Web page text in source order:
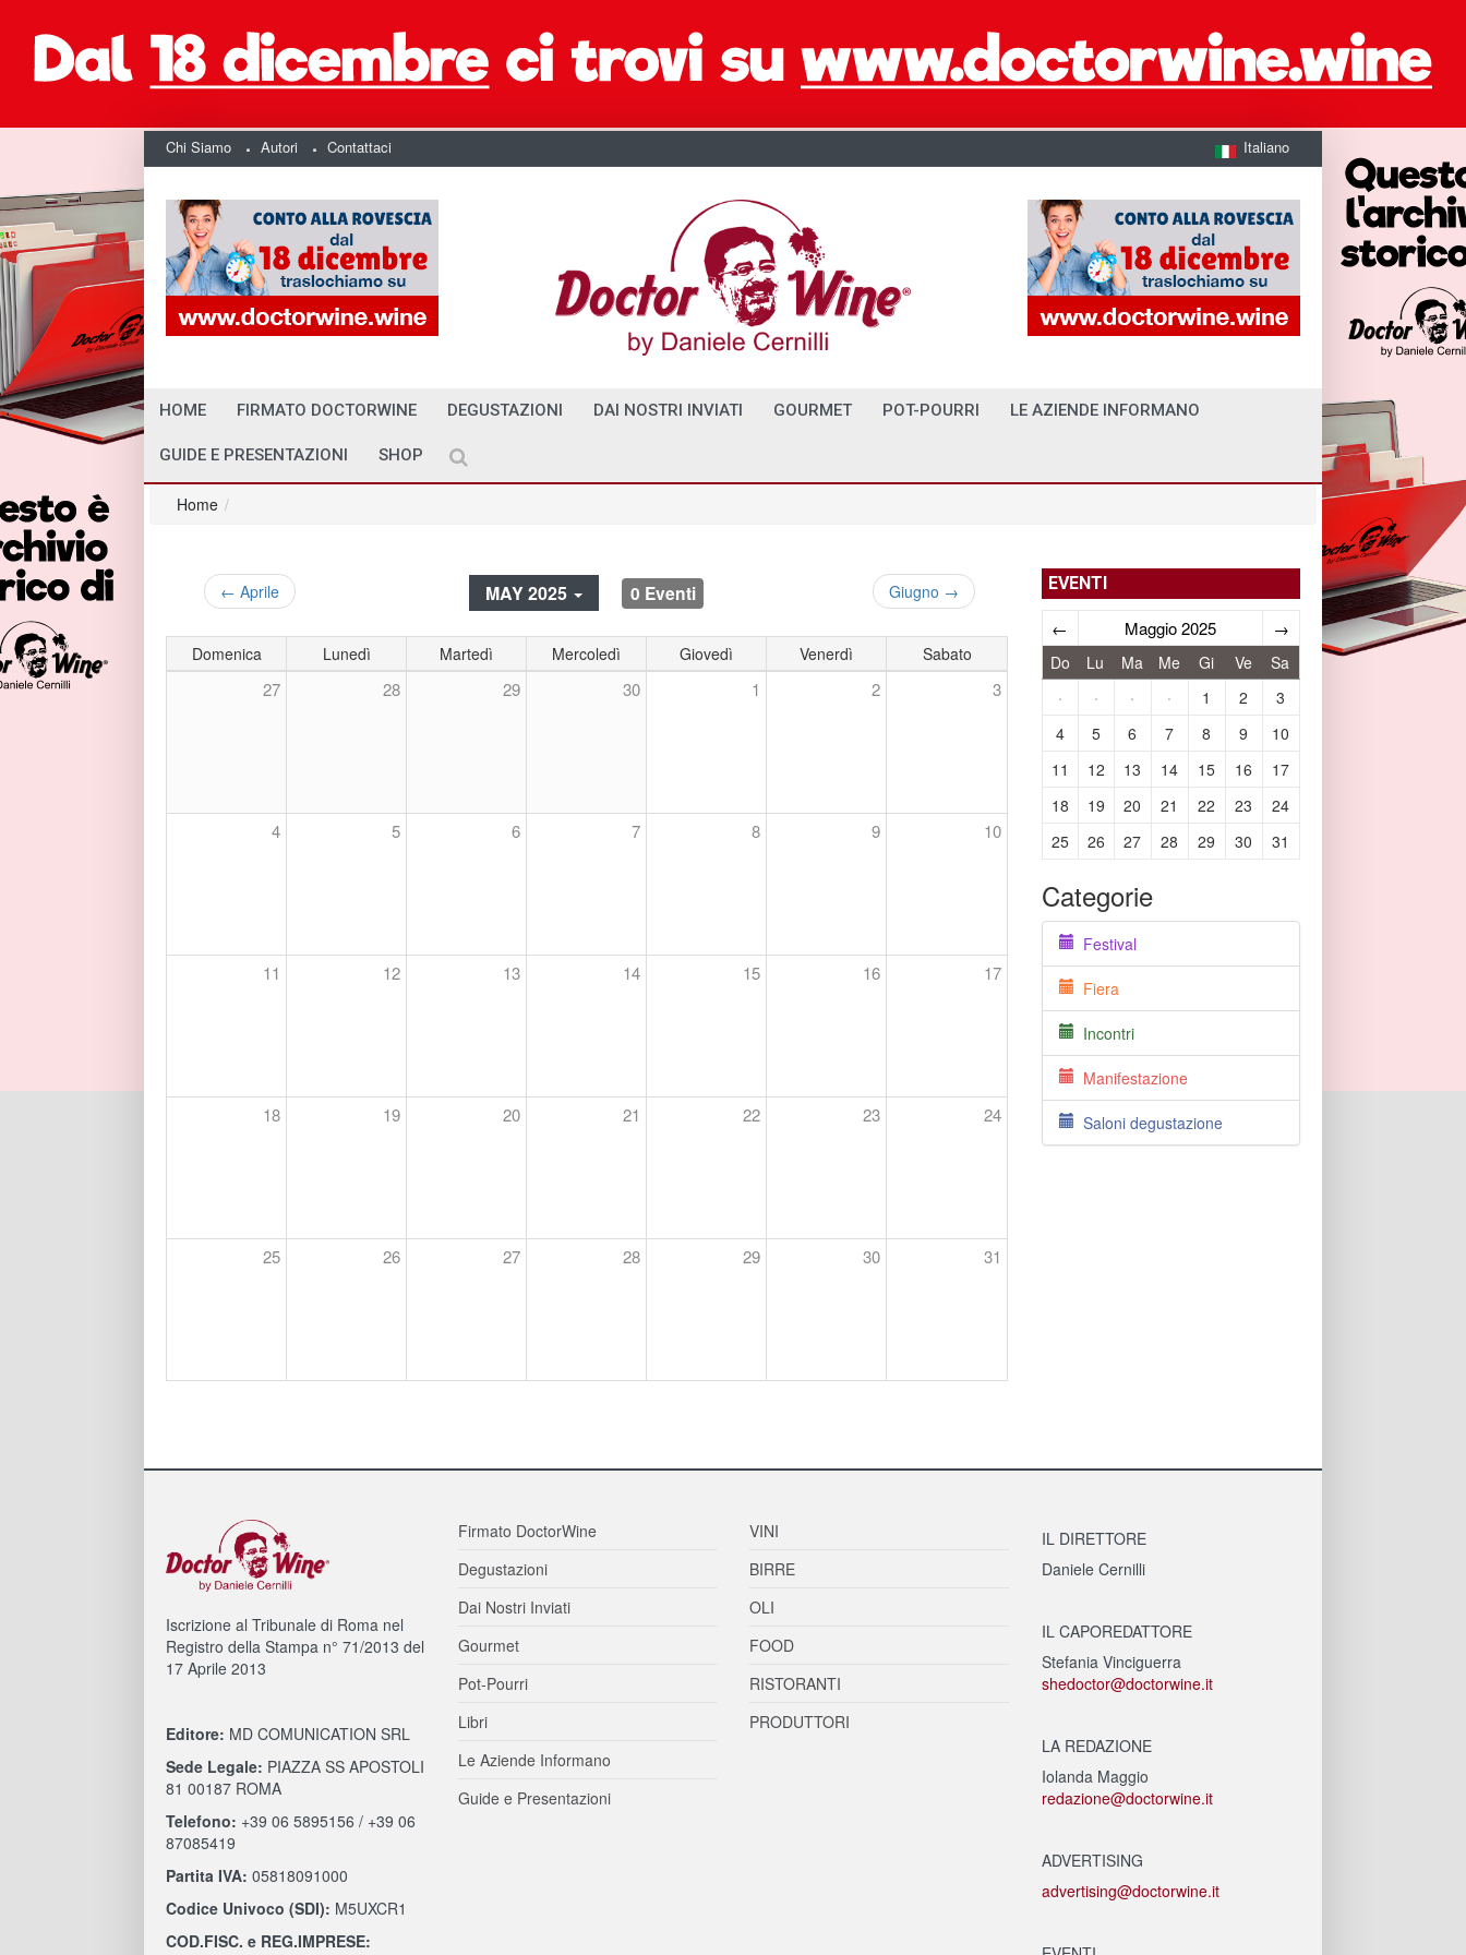
Chi Siamo Autori Contattaci Italiano
HOME FIRMATO DOCTORWINE DEGUSTAZIONI DAI NOSTRI INVIATI GOURMET POT-POURRI LE AZIENDE INFORMANO
GUIDE E PRESENTAZIONI SHOP
Home /
← Aprile MAY 2025 0 Eventi Giugno →
Domenica Lunedì Martedì Mercoledì Giovedì Venerdì Sabato
27 28 29 30 1 2 3
4 5 6 7 8 9 10
11 12 13 14 15 16 17
18 19 20 21 22 23 24
25 26 27 28 29 30 31
EVENTI
← Maggio 2025 →
Do Lu Ma Me Gi Ve
Sa
·
· · · 1 2
3
4
5 6 7 8 9
10
11
12 13 14 15 16
17
18
19 20 21 22 23
24
25
26 27 28 29 30 31
Categorie
Festival
Fiera
Incontri
Manifestazione
Saloni degustazione
Iscrizione al Tribunale di Roma nel
Registro della Stampa n° 71/2013 del
17 Aprile 2013
Editore: MD COMUNICATION SRL
Sede Legale: PIAZZA SS APOSTOLI
81 00187 ROMA
Telefono: +39 06 5895156 / +39 06
87085419
Partita IVA: 05818091000
Codice Univoco (SDI): M5UXCR1
COD.FISC. e REG.IMPRESE:
Firmato DoctorWine
Degustazioni
Dai Nostri Inviati
Gourmet
Pot-Pourri
Libri
Le Aziende Informano
Guide e Presentazioni
VINI
BIRRE
OLI
FOOD
RISTORANTI
PRODUTTORI
IL DIRETTORE
Daniele Cernilli
IL CAPOREDATTORE
Stefania Vinciguerra
shedoctor@doctorwine.it
LA REDAZIONE
Iolanda Maggio
redazione@doctorwine.it
ADVERTISING
advertising@doctorwine.it